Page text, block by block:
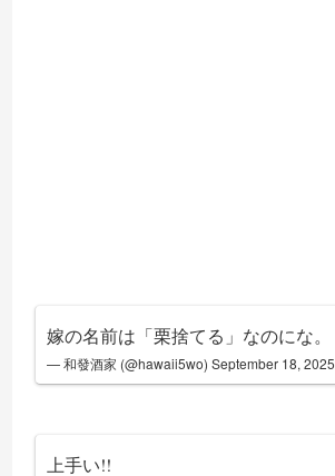
嫁の名前は「栗捨てる」なのにな。
— 和發酒家 (@hawaii5wo)September 18, 2025
上手い!!